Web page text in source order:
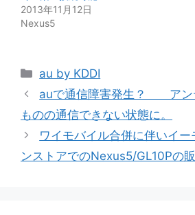
2013年11月12日
Nexus5
カ
リ
ー
au by KDDI
auで通信障害発生？ アン
ものの通信できない状態に。
ワイモバイル合併に伴いイー
ンストアでのNexus5/GL10Pの販